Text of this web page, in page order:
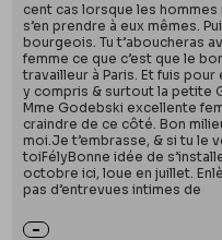
cent cas lorsque les hommes
s’en prendre à eux mêmes.
bourgeois. Tu t’aboucheras
femme ce que c’est que le
travailleur à Paris. Et fuis
y compris & surtout la petite
Mme Godebski excellente
craindre de ce côté. Bon
moi.Je t’embrasse, & si tu le
toiFélyBonne idée de
octobre ici, loue en juillet.
pas d’entrevues intimes de